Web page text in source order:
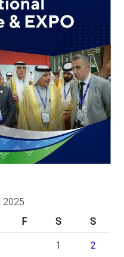
2025
F S S
1 2